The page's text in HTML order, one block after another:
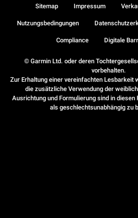
© Garmin Ltd. oder deren
vorbehalten.
Zur Erhaltung einer vereinfachten Lesbarkeit
die zusätzliche Verwendung der
Ausrichtung und Formulierung sind in diesen
als geschlechtsunabhängig zu
Sitemap Impressum
Nutzungsbedingungen
Compliance Digitale